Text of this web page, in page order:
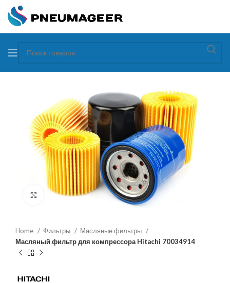
Увеличить
Home Фильтры
Масляные фильтры
Масляный фильтр для компрессора Hitachi 70034914